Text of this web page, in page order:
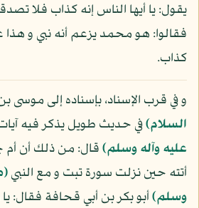
يقول: يا أيها الناس إنه كذاب فلا
فقالوا: هو محمد يزعم أنه نبي و هذا
كذاب.
و في قرب الإسناد، بإسناده إلى
السلام)في حديث طويل يذكر فيه آيات
عليه وآله وسلم)قال: من ذلك أن أم
أتته حين نزلت سورة تبت و مع النبي
وسلم)أبو بكر بن أبي قحافة فقال: